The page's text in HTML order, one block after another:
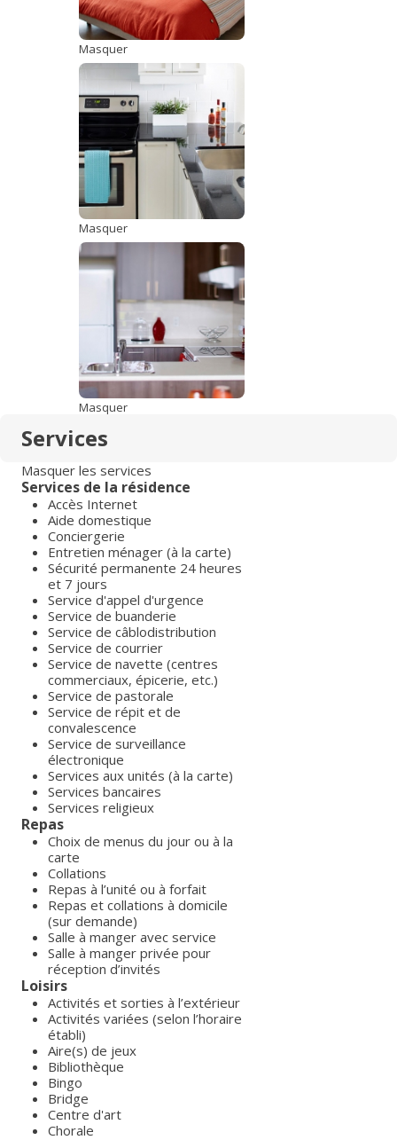
Masquer
Masquer
Masquer
Services
Masquer les services
Services de la résidence
Accès Internet
Aide domestique
Conciergerie
Entretien ménager (à la carte)
Sécurité permanente 24 heures
et 7 jours
Service d'appel d'urgence
Service de buanderie
Service de câblodistribution
Service de courrier
Service de navette (centres
commerciaux, épicerie, etc.)
Service de pastorale
Service de répit et de
convalescence
Service de surveillance
électronique
Services aux unités (à la carte)
Services bancaires
Services religieux
Repas
Choix de menus du jour ou à la
carte
Collations
Repas à l’unité ou à forfait
Repas et collations à domicile
(sur demande)
Salle à manger avec service
Salle à manger privée pour
réception d’invités
Loisirs
Activités et sorties à l’extérieur
Activités variées (selon l’horaire
établi)
Aire(s) de jeux
Bibliothèque
Bingo
Bridge
Centre d'art
Chorale